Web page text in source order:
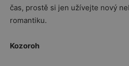
čas, prostě si jen užívejte nový
romantiku.
Kozoroh